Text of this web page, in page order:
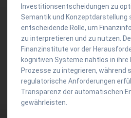
Investitionsentscheidungen zu
Semantik und Konzeptdarstellung
entscheidende Rolle, um
zu interpretieren und zu nutzen.
Finanzinstitute vor der
kognitiven Systeme nahtlos in ihre
Prozesse zu integrieren, während
regulatorische Anforderungen
Transparenz der automatischen
gewährleisten.